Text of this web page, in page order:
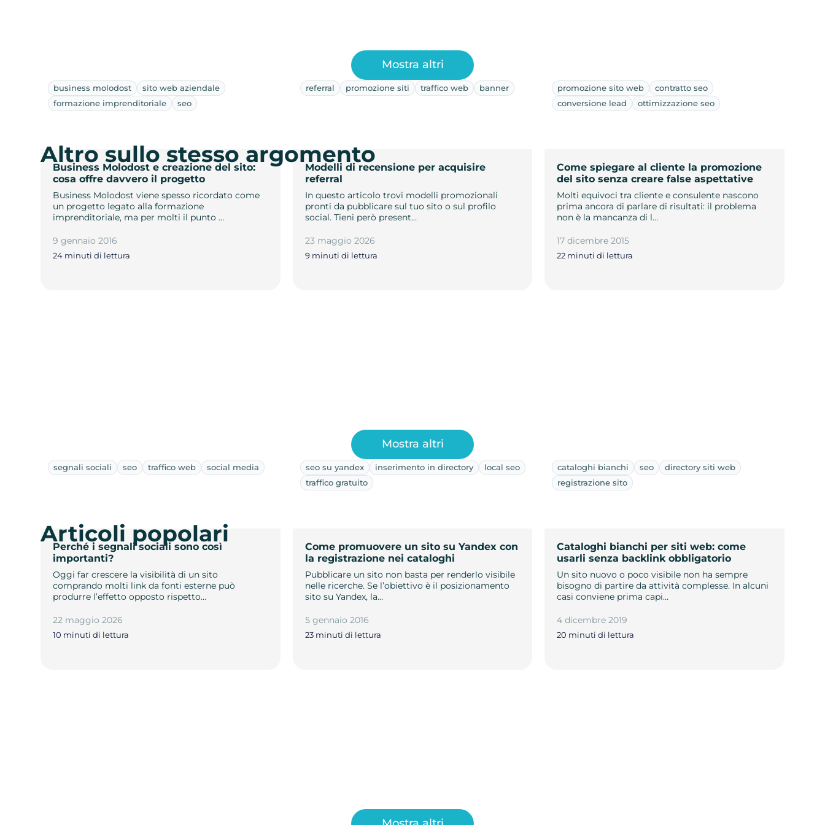
business molodost
sito web aziendale
formazione imprenditoriale
seo
Business Molodost e creazione del sito:
cosa offre davvero il progetto
Business Molodost viene spesso ricordato come
un progetto legato alla formazione
imprenditoriale, ma per molti il punto …
9 gennaio 2016
24 minuti di lettura
referral promozione siti traffico web banner
Modelli di recensione per acquisire
referral
In questo articolo trovi modelli promozionali
pronti da pubblicare sul tuo sito o sul profilo
social. Tieni però present…
23 maggio 2026
9 minuti di lettura
promozione sito web
contratto seo
conversione lead
ottimizzazione seo
Come spiegare al cliente la promozione
del sito senza creare false aspettative
Molti equivoci tra cliente e consulente nascono
prima ancora di parlare di risultati: il problema
non è la mancanza di l…
17 dicembre 2015
22 minuti di lettura
Mostra altri
Altro sullo stesso argomento
segnali sociali seo traffico web social media
Perché i segnali sociali sono così
importanti?
Oggi far crescere la visibilità di un sito
comprando molti link da fonti esterne può
produrre l’effetto opposto rispetto…
22 maggio 2026
10 minuti di lettura
seo su yandex inserimento in directory
local seo
traffico gratuito
Come promuovere un sito su Yandex con
la registrazione nei cataloghi
Pubblicare un sito non basta per renderlo visibile
nelle ricerche. Se l’obiettivo è il posizionamento
sito su Yandex, la…
5 gennaio 2016
23 minuti di lettura
cataloghi bianchi seo
directory siti web
registrazione sito
Cataloghi bianchi per siti web: come
usarli senza backlink obbligatorio
Un sito nuovo o poco visibile non ha sempre
bisogno di partire da attività complesse. In alcuni
casi conviene prima capi…
4 dicembre 2019
20 minuti di lettura
Mostra altri
Articoli popolari